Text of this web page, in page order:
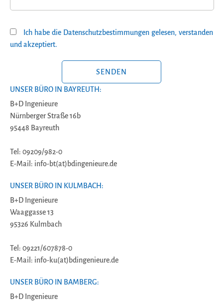
Ich habe die Datenschutzbestimmungen gelesen, verstanden
und akzeptiert.
UNSER BÜRO IN BAYREUTH:
B+D Ingenieure
Nürnberger Straße 16b
95448 Bayreuth
Tel: 09209/982-0
E-Mail: info-bt(at)bdingenieure.de
UNSER BÜRO IN KULMBACH:
B+D Ingenieure
Waaggasse 13
95326 Kulmbach
Tel: 09221/607878-0
E-Mail: info-ku(at)bdingenieure.de
UNSER BÜRO IN BAMBERG:
B+D Ingenieure